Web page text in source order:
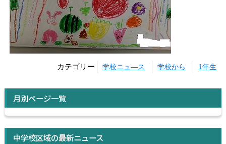
カテゴリー 学校ニュ―ス 学校から 1年生
月別ページ一覧
中学校区域の最新ニュース